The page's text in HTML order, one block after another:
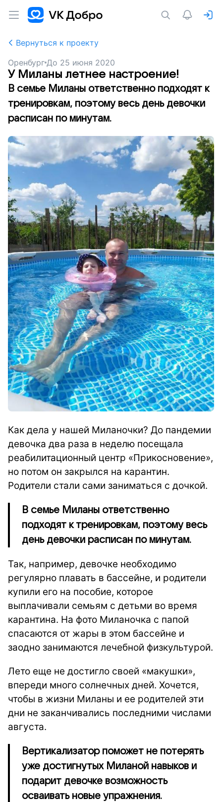
Вернуться к проекту
Оренбург До 25 июня 2020
У Миланы летнее настроение!
В семье Миланы ответственно подходят к
тренировкам, поэтому весь день девочки
расписан по минутам.
Как дела у нашей Миланочки? До пандемии
девочка два раза в неделю посещала
реабилитационный центр «Прикосновение»,
но потом он закрылся на карантин.
Родители стали сами заниматься с дочкой.
В семье Миланы ответственно
подходят к тренировкам, поэтому весь
день девочки расписан по минутам.
Так, например, девочке необходимо
регулярно плавать в бассейне, и родители
купили его на пособие, которое
выплачивали семьям с детьми во время
карантина. На фото Миланочка с папой
спасаются от жары в этом бассейне и
заодно занимаются лечебной физкультурой.
Лето еще не достигло своей «макушки»,
впереди много солнечных дней. Хочется,
чтобы в жизни Миланы и ее родителей эти
дни не заканчивались последними числами
августа.
Вертикализатор поможет не потерять
уже достигнутых Миланой навыков и
подарит девочке возможность
осваивать новые упражнения.